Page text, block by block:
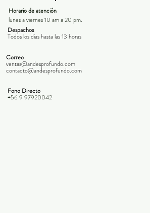
Horario de atención
lunes a viernes 10 am a 20 pm.
Despachos
Todos los dias hasta las 13 horas
Correo
ventas@andesprofundo.com
contacto@andesprofundo.com
Fono Directo
+56 9 97920042